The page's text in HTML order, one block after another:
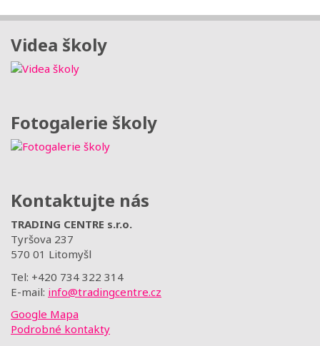
Videa školy
Fotogalerie školy
Kontaktujte nás
TRADING CENTRE s.r.o.
Tyršova 237
570 01 Litomyšl
Tel: +420 734 322 314
E-mail: info@tradingcentre.cz
Google Mapa
Podrobné kontakty